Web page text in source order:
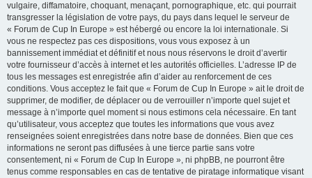
vulgaire, diffamatoire, choquant, menaçant, pornographique, etc. qui pourrait
transgresser la législation de votre pays, du pays dans lequel le serveur de
« Forum de Cup In Europe » est hébergé ou encore la loi internationale. Si
vous ne respectez pas ces dispositions, vous vous exposez à un
bannissement immédiat et définitif et nous nous réservons le droit d’avertir
votre fournisseur d’accès à internet et les autorités officielles. L’adresse IP de
tous les messages est enregistrée afin d’aider au renforcement de ces
conditions. Vous acceptez le fait que « Forum de Cup In Europe » ait le droit de
supprimer, de modifier, de déplacer ou de verrouiller n’importe quel sujet et
message à n’importe quel moment si nous estimons cela nécessaire. En tant
qu’utilisateur, vous acceptez que toutes les informations que vous avez
renseignées soient enregistrées dans notre base de données. Bien que ces
informations ne seront pas diffusées à une tierce partie sans votre
consentement, ni « Forum de Cup In Europe », ni phpBB, ne pourront être
tenus comme responsables en cas de tentative de piratage informatique visant